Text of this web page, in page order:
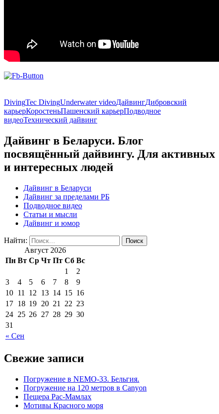
DivingTec DivingUnderwater videoДайвингДибровский
карьерКоростеньПашенский карьерПодводное
видеоТехнический дайвинг
Дайвинг в Беларуси. Блог
посвящённый дайвингу. Для активных
и интересных людей
Дайвинг в Беларуси
Дайвинг за пределами РБ
Подводное видео
Статьи и мысли
Дайвинг и юмор
Найти:
Август 2026
Пн Вт Ср Чт Пт Сб Вс
« Сен
1
2
3
4 5 6 7 8
9
10 11 12 13 14 15 16
17 18 19 20 21 22 23
24 25 26 27 28 29 30
31
Свежие записи
Погружение в NEMO-33. Бельгия.
Погружение на 120 метров в Canyon
Пещера Рас-Мамлах
Мотивы Красного моря